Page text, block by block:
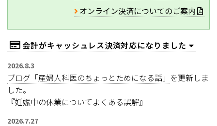
オンライン決済についてのご案内
会計がキャッシュレス決済対応になりました
2026.8.3
ブログ「産婦人科医のちょっとためになる話」 を更新しま
した。
『妊娠中の休業についてよくある誤解』
2026.7.27